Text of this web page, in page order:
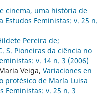
cinema, uma história de
Estudos Feministas: v. 25 n.
Pereira de;
S. Pioneiras da ciência no
v. 14 n. 3 (2006)
Veiga, Variaciones en
protésico de María Luisa
Feministas: v. 25 n. 3